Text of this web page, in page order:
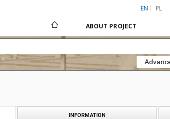
EN PL
ABOUT PROJECT
INFORMATION